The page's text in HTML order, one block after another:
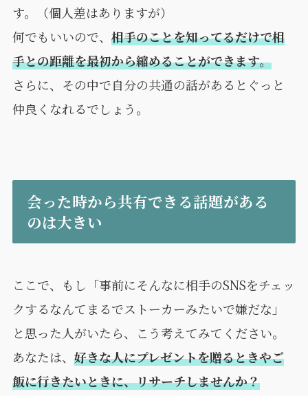
す。（個人差はありますが）
何でもいいので、 相手のことを知ってるだけで相
手との距離を最初から縮めることができます。
さらに、その中で自分の共通の話があるとぐっと
仲良くなれるでしょう。
会った時から共有できる話題がある
のは大きい
ここで、もし「事前にそんなに相手のSNSをチェッ
クするなんてまるでストーカーみたいで嫌だな」
と思った人がいたら、こう考えてみてください。
あなたは、 好きな人にプレゼントを贈るときやご
飯に行きたいときに、リサーチしませんか？